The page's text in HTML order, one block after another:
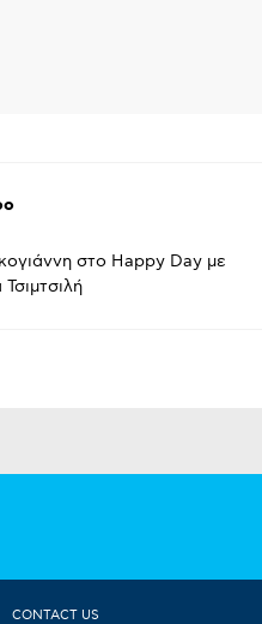
στο Happy Day με
CONTACT US